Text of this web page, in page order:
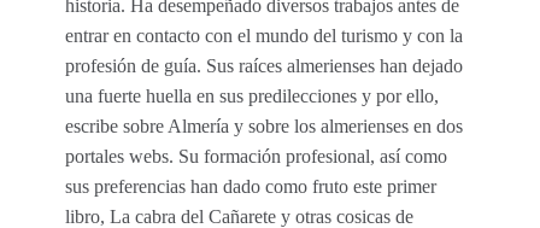
historia. Ha desempeñado diversos trabajos antes de
entrar en contacto con el mundo del turismo y con la
profesión de guía. Sus raíces almerienses han dejado
una fuerte huella en sus predilecciones y por ello,
escribe sobre Almería y sobre los almerienses en dos
portales webs. Su formación profesional, así como
sus preferencias han dado como fruto este primer
libro, La cabra del Cañarete y otras cosicas de